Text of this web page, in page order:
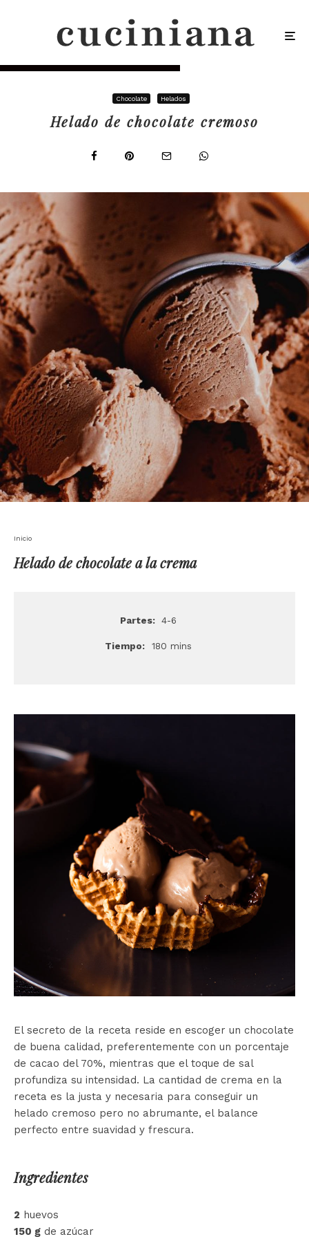
Chocolate Helados
Helado de chocolate cremoso
Inicio
Helado de chocolate a la crema
Partes: 4-6
Tiempo: 180 mins
El secreto de la receta reside en escoger un chocolate
de buena calidad, preferentemente con un porcentaje
de cacao del 70%, mientras que el toque de sal
profundiza su intensidad. La cantidad de crema en la
receta es la justa y necesaria para conseguir un
helado cremoso pero no abrumante, el balance
perfecto entre suavidad y frescura.
Ingredientes
2 huevos
150 g de azúcar